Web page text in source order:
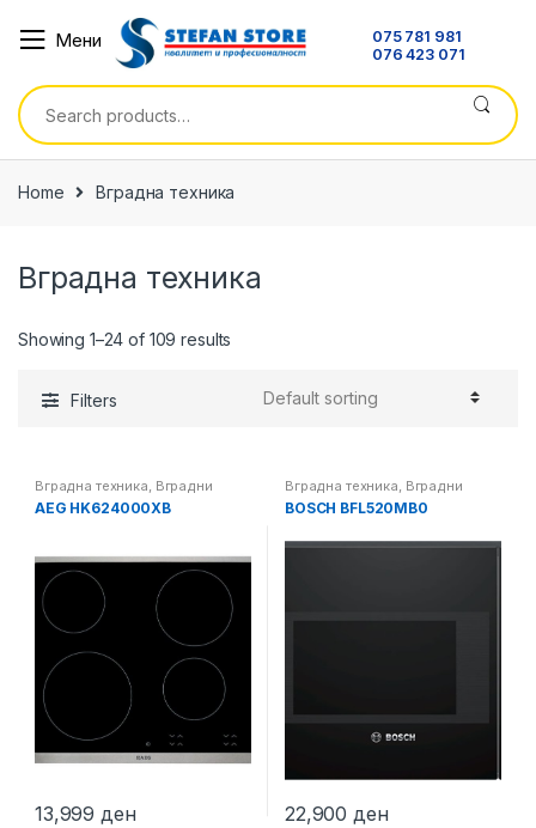
Мени
075 781 981
076 423 071
Search
for:
Home Вградна техника
Вградна техника
Showing 1–24 of 109 results
Filters
Вградна техника, Вградни
плотни
AEG HK624000XB
13,999 ден
Вградна техника, Вградни
микробранови печки
BOSCH BFL520MB0
22,900 ден